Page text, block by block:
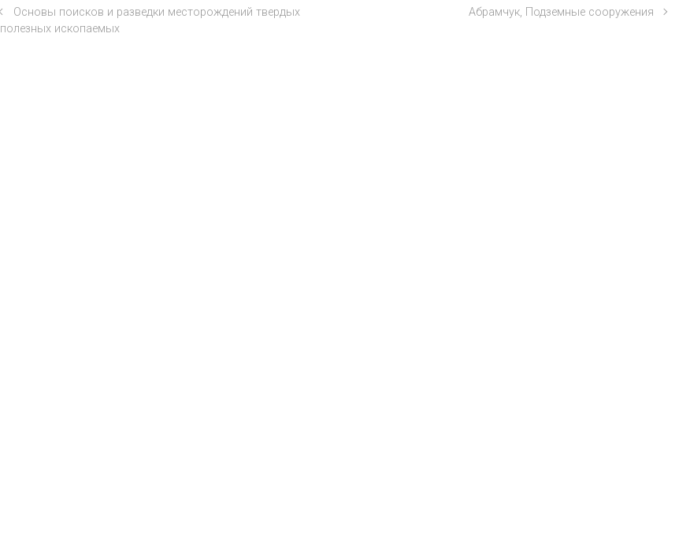
Основы поисков и разведки месторождений твердых
полезных ископаемых
Абрамчук, Подземные сооружения